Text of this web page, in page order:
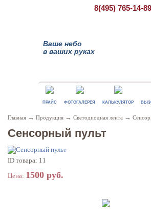
8(495) 765-14-89
Ваше небо
в ваших руках
ПРАЙС ФОТОГАЛЕРЕЯ КАЛЬКУЛЯТОР
Главная → Продукция → Светодиодная лента →
Сенсорный пульт
ID товара: 11
Цена: 1500 руб.